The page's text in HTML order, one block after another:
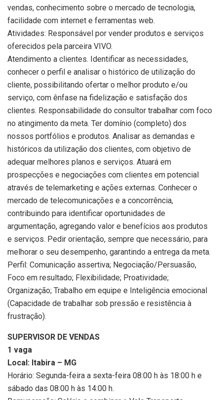
vendas, conhecimento sobre o mercado de tecnologia,
facilidade com internet e ferramentas web.
Atividades: Responsável por vender produtos e serviços
oferecidos pela parceira VIVO.
Atendimento a clientes. Identificar as necessidades,
conhecer o perfil e analisar o histórico de utilização do
cliente, possibilitando ofertar o melhor produto e/ou
serviço, com ênfase na fidelização e satisfação dos
clientes. Responsabilidade do consultor trabalhar com foco
no atingimento da meta. Ter domínio (completo) dos
nossos portfólios e produtos. Analisar as demandas e
históricos da utilização dos clientes, com objetivo de
adequar melhores planos e serviços. Atuará em
prospecções e negociações com clientes em potencial
através de telemarketing e ações externas. Conhecer o
mercado de telecomunicações e a concorrência,
contribuindo para identificar oportunidades de
argumentação, agregando valor e benefícios aos produtos
e serviços. Pedir orientação, sempre que necessário, para
melhorar o seu desempenho, garantindo a entrega da meta.
Perfil: Comunicação assertiva; Negociação/Persuasão,
Foco em resultado; Flexibilidade; Proatividade;
Organização; Trabalho em equipe e Inteligência emocional
(Capacidade de trabalhar sob pressão e resistência à
frustração).
SUPERVISOR DE VENDAS
1 vaga
Local: Itabira – MG
Horário: Segunda-feira a sexta-feira 08:00 h às 18:00 h e
sábado das 08:00 h às 14:00 h.